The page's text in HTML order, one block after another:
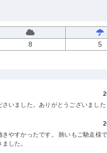
8 5
いました。ありがとうございました
やすかったです。 賄いもご馳走様
した。